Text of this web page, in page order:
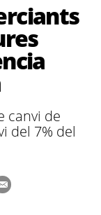
canvi de
del 7% del